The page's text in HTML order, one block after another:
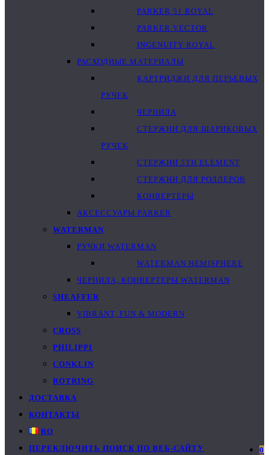
PARKER 51 ROYAL
PARKER VECTOR
INGENUITY ROYAL
РАСХОДНЫЕ МАТЕРИАЛЫ
КАРТРИДЖИ ДЛЯ ПЕРЬЕВЫХ
РУЧЕК
ЧЕРНИЛА
СТЕРЖНИ ДЛЯ ШАРИКОВЫХ
РУЧЕК
СТЕРЖНИ 5TH ELEMENT
СТЕРЖНИ ДЛЯ РОЛЛЕРОВ
КОНВЕРТЕРЫ
АКСЕССУАРЫ PARKER
WATERMAN
РУЧКИ WATERMAN
WATERMAN HEMISPHERE
ЧЕРНИЛА, КОНВЕРТЕРЫ WATERMAN
SHEAFFER
VIBRANT, FUN & MODERN
CROSS
PHILIPPI
CONKLIN
ROTRING
ДОСТАВКА
КОНТАКТЫ
RO
0
ПЕРЕКЛЮЧИТЬ ПОИСК ПО ВЕБ-САЙТУ